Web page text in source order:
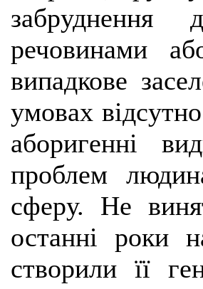
забруднення
речовинами
випадкове
умовах
аборигенні
проблем
сферу. Не
останні роки
створили її